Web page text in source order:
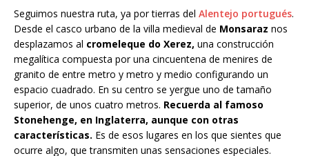
Seguimos nuestra ruta, ya por tierras del Alentejo portugués.
Desde el casco urbano de la villa medieval de Monsaraz nos
desplazamos al cromeleque do Xerez, una construcción
megalítica compuesta por una cincuentena de menires de
granito de entre metro y metro y medio configurando un
espacio cuadrado. En su centro se yergue uno de tamaño
superior, de unos cuatro metros. Recuerda al famoso
Stonehenge, en Inglaterra, aunque con otras
características. Es de esos lugares en los que sientes que
ocurre algo, que transmiten unas sensaciones especiales.